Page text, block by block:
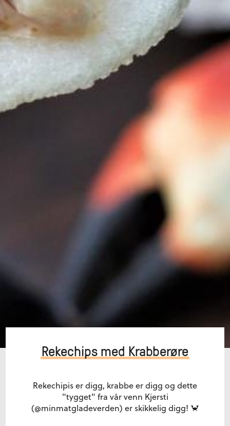
Rekechips med Krabberøre
Rekechipis er digg, krabbe er digg og dette
"tygget" fra vår venn Kjersti
(@minmatgladeverden) er skikkelig digg! 🦀